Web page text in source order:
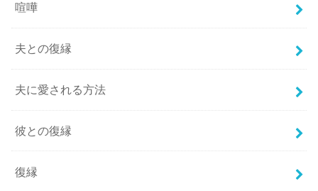
喧嘩
夫との復縁
夫に愛される方法
彼との復縁
復縁